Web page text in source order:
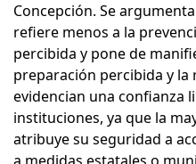
Concepción. Se
refiere menos a la
percibida y pone de
preparación percibida y la
evidencian una confianza
instituciones, ya que la
atribuye su seguridad a